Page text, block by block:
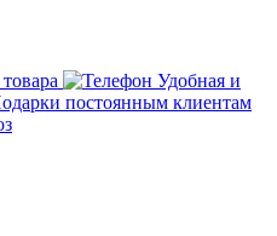
Удобная и
постоянным клиентам